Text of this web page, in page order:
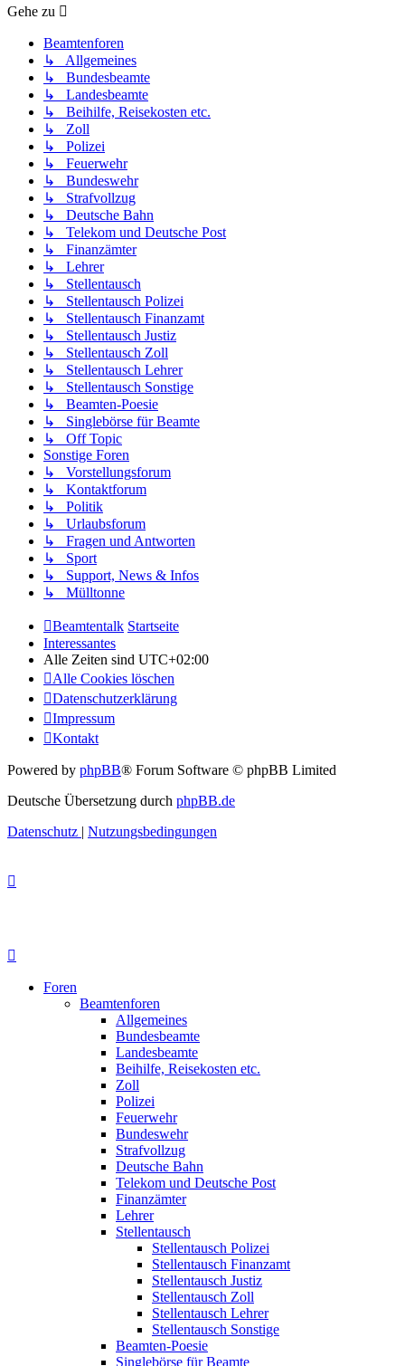
Gehe zu
Beamtenforen
↳ Allgemeines
↳ Bundesbeamte
↳ Landesbeamte
↳ Beihilfe, Reisekosten etc.
↳ Zoll
↳ Polizei
↳ Feuerwehr
↳ Bundeswehr
↳ Strafvollzug
↳ Deutsche Bahn
↳ Telekom und Deutsche Post
↳ Finanzämter
↳ Lehrer
↳ Stellentausch
↳ Stellentausch Polizei
↳ Stellentausch Finanzamt
↳ Stellentausch Justiz
↳ Stellentausch Zoll
↳ Stellentausch Lehrer
↳ Stellentausch Sonstige
↳ Beamten-Poesie
↳ Singlebörse für Beamte
↳ Off Topic
Sonstige Foren
↳ Vorstellungsforum
↳ Kontaktforum
↳ Politik
↳ Urlaubsforum
↳ Fragen und Antworten
↳ Sport
↳ Support, News & Infos
↳ Mülltonne
Beamtentalk Startseite
Interessantes
Alle Zeiten sind UTC+02:00
Alle Cookies löschen
Datenschutzerklärung
Impressum
Kontakt
Powered by phpBB® Forum Software © phpBB Limited
Deutsche Übersetzung durch phpBB.de
Datenschutz | Nutzungsbedingungen
Foren
Beamtenforen
Allgemeines
Bundesbeamte
Landesbeamte
Beihilfe, Reisekosten etc.
Zoll
Polizei
Feuerwehr
Bundeswehr
Strafvollzug
Deutsche Bahn
Telekom und Deutsche Post
Finanzämter
Lehrer
Stellentausch
Stellentausch Polizei
Stellentausch Finanzamt
Stellentausch Justiz
Stellentausch Zoll
Stellentausch Lehrer
Stellentausch Sonstige
Beamten-Poesie
Singlebörse für Beamte